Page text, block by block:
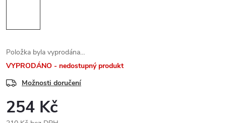
Položka byla vyprodána…
VYPRODÁNO - nedostupný produkt
Možnosti doručení
254 Kč